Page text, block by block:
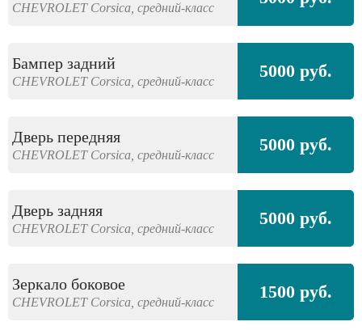
CHEVROLET Corsica, средний-класс
Бампер задний
CHEVROLET Corsica, средний-класс 5000 руб.
Дверь передняя
CHEVROLET Corsica, средний-класс 5000 руб.
Дверь задняя
CHEVROLET Corsica, средний-класс 5000 руб.
Зеркало боковое
CHEVROLET Corsica, средний-класс 1500 руб.